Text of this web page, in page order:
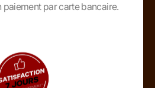
paiement par carte bancaire.